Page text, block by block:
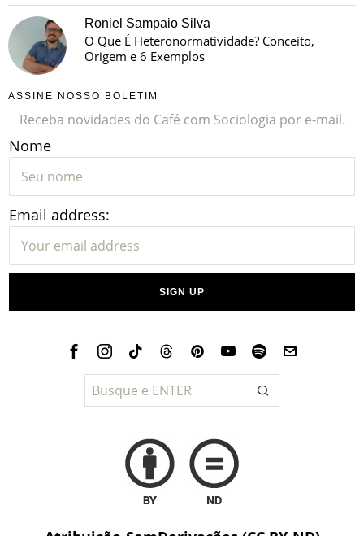
Roniel Sampaio Silva
O Que É Heteronormatividade? Conceito,
Origem e 6 Exemplos
ASSINE NOSSO BOLETIM
Receba novidades do Café com Sociologia por e-mail.
Nome
Email address: